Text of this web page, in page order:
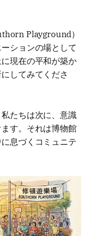
Playground）
ションの場として
現在の平和が築か
してみてくださ
たちは次に、意識
す。それは博物館
息づくコミュニテ